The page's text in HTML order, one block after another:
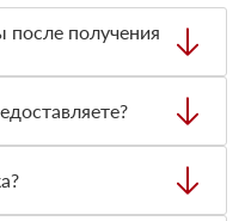
после получения
При этом, если
качества, то
а также товарно-